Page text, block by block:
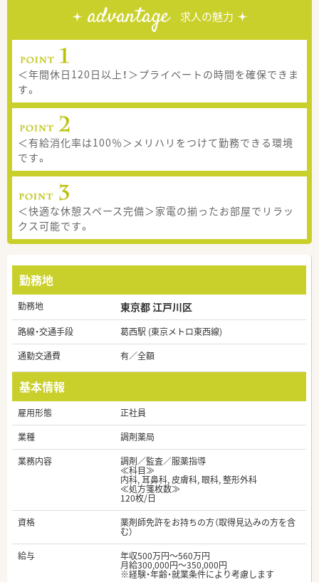
advantage 求人の魅力
＜年間休日120日以上！＞プライベートの時間を確保できま
す。
＜有給消化率は100％＞メリハリをつけて勤務できる環境
です。
＜快適な休憩スペース完備＞家電の揃ったお部屋でリラッ
クス可能です。
勤務地
勤務地 東京都 江戸川区
路線・交通手段
葛西駅 (東京メトロ東西線)
通勤交通費
有／全額
基本情報
雇用形態
正社員
業種
調剤薬局
業務内容
調剤／監査／服薬指導
≪科目≫
内科, 耳鼻科, 皮膚科, 眼科, 整形外科
≪処方箋枚数≫
120枚/日
資格
薬剤師免許をお持ちの方（取得見込みの方を含
む）
給与
年収500万円～560万円
月給300,000円～350,000円
※経験・年齢・就業条件により考慮します